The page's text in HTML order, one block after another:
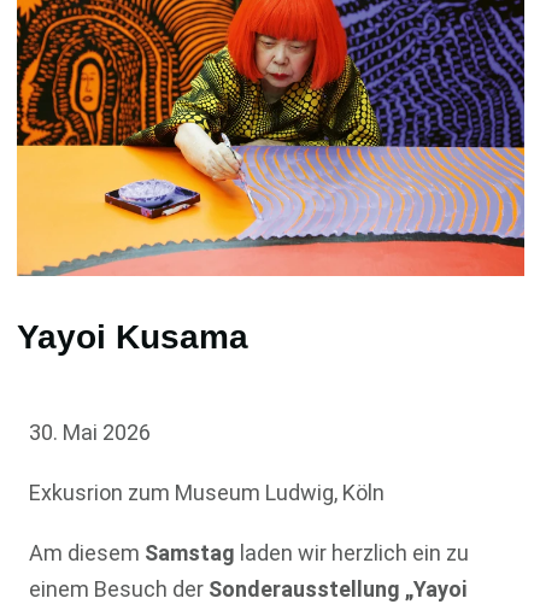
Yayoi Kusama
30. Mai 2026
Exkusrion zum Museum Ludwig, Köln
Am diesem Samstag laden wir herzlich ein zu
einem Besuch der Sonderausstellung „Yayoi